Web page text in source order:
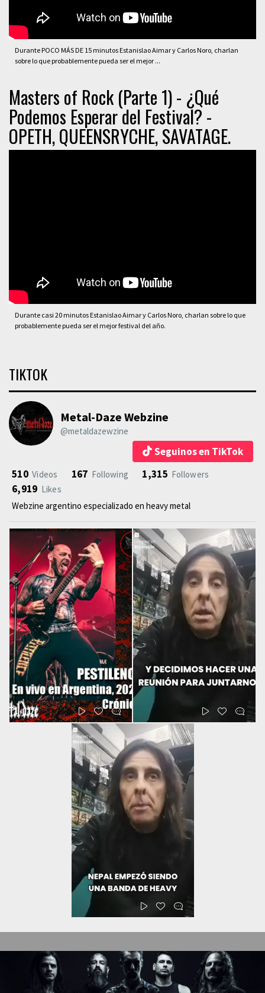
Durante POCO MÁS DE 15 minutos Estanislao Aimar y Carlos Noro, charlan
sobre lo que probablemente pueda ser el mejor ...
Masters of Rock (Parte 1) - ¿Qué
Podemos Esperar del Festival? -
OPETH, QUEENSRYCHE, SAVATAGE.
Durante casi 20 minutos Estanislao Aimar y Carlos Noro, charlan sobre lo que
probablemente pueda ser el mejor festival del año.
TIKTOK
Metal-Daze Webzine
@metaldazewzine
Seguinos en TikTok
510 Videos 167 Following 1,315 Followers
6,919 Likes
Webzine argentino especializado en heavy metal